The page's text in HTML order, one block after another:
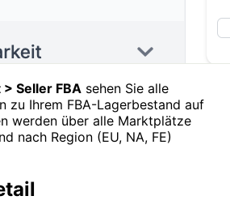
Seller FBA sehen Sie alle
zu Ihrem FBA-Lagerbestand auf
werden über alle Marktplätze
nach Region (EU, NA, FE)